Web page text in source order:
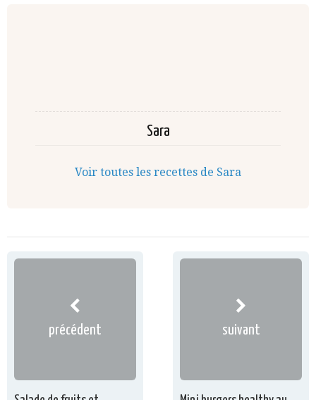
Sara
Voir toutes les recettes de Sara
précédent suivant